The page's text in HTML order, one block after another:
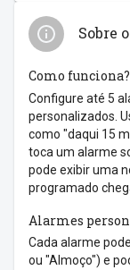
Sobre
Como funciona?
Configure até 5
personalizados.
como "daqui 15
toca um alarme
pode exibir uma
programado
Alarmes
Cada alarme
ou "Almoço") e